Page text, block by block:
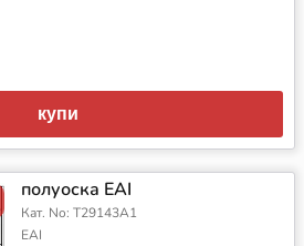
купи
полуоска EAI
Кат. No: T29143A1
EAI